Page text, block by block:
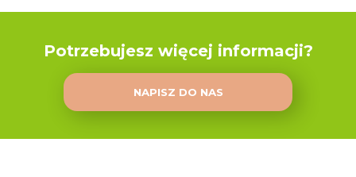
Potrzebujesz więcej informacji?
NAPISZ DO NAS